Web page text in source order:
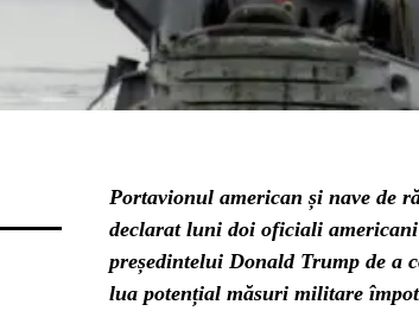
Portavionul american și nave de
declarat luni doi oficiali americani
președintelui Donald Trump de a
lua potențial măsuri militare